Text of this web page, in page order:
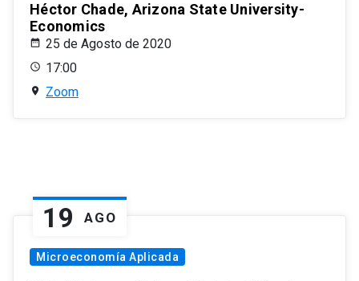
Héctor Chade, Arizona State University-
Economics
25 de Agosto de 2020
17:00
Zoom
19 AGO
Microeconomía Aplicada